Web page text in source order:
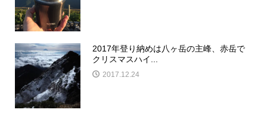
2017年登り納めは八ヶ岳の主峰、赤岳で
クリスマスハイ...
2017.12.24